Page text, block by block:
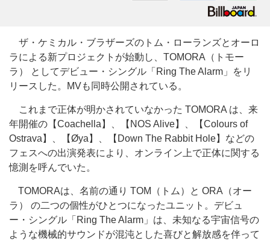
ザ・ケミカル・ブラザーズのトム・ローランズとオーロ
ラによる新プロジェクトが始動し、TOMORA（トモー
ラ） としてデビュー・シングル「Ring The Alarm」をリ
リースした。MVも同時公開されている。
これまで正体が明かされていなかった TOMORA は、来
年開催の【Coachella】、【NOS Alive】、【Colours of
Ostrava】、【Øya】、【Down The Rabbit Hole】などの
フェスへの出演発表により、オンライン上で正体に関する
憶測を呼んでいた。
TOMORAは、名前の通り TOM（トム）と ORA（オー
ラ） の二つの個性がひとつになったユニット。デビュ
ー・シングル「Ring The Alarm」は、未知なる宇宙信号の
ような機械的サウンドが混沌とした喜びと解放感を伴って